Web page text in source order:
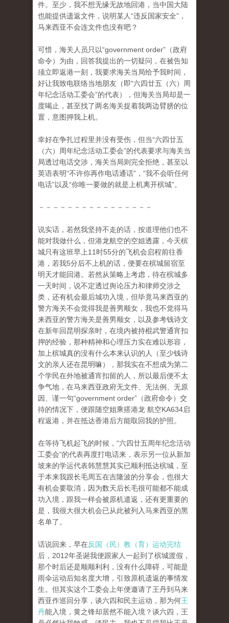
件。至少，我不想无缘无故地回港，当中国大陆
也能提供遗返文件，说明某人“违反国家安全”，
马来西亚不会连文件也没有吧？
可惜，海关人员只以“government order”（政府
命令）为由，回答我提出的一切疑问，在被告知
须立即返港一刻，我要求海关当局给予我时间，
好让我致电联络当地朋友（即“六四廿五（六）周
年纪念活动工委会”的代表），但海关当局却是一
度喝止，甚至找了两名海关捉着我两边臂膀的位
置，意图押我上机。
幸好在争扎过程里并没有受伤，但当“六四廿五
（六）周年纪念活动工委会”的代表要求与海关当
局透过电话交涉，海关当局则完全拒绝，甚至以
英语表明“不许你再作电话通话”，“我不会听任何
电话”以及“你唯一要做的就是上机离开槟城”。
－－－－－－－－－－－－－－－－
说实话，若然我坚持不走的话，按道理他们也不
能对我做什么，但港龙航空的空姐透露，今天槟
城只有这班早上11时55分的飞机会启程前往香
港，若我5分后不上机的话，便要在槟城留宿至
明天才能回港。若然从策略上考虑，待在槟城多
一天时间，说不定透过舆论压力和律师交涉之
类，还有机会最后城功入境，但毕竟马来西亚的
警方海关不会觉得我是善男顺女，我也不觉得马
来西亚的警方海关是善男顺女，以及参考钱诗文
在新年回昆明探亲时，在境内被持棍武警通宵扣
押的经验，那种精神和心理压力实在难以形容，
加上槟城真的没有什么本来认识的人（至少钱诗
文的亲人还在昆明嘛），那我实在不想成为第二
个学民在外地被通宵扣留的人，所以最后便不太
争气地，在马来西亚政府无文件、无法例、无原
因、谨一句“government order”（政府命令）交
待的情况下，便跟随空姐乘搭港龙 航空KA634启
程返港，并在抵达香港后方能取回我的护照。
在等待飞机起飞的时候，“六四廿五周年纪念活动
工委会”的代表再度打电话来，表示另一位从新加
坡来的学运代表韩慧慧其实已顺利抵达槟城，至
于本来我跟长毛周五在吉隆波的分享会，也很大
有机会要取消，因为数天后长毛很可能都不能成
功入境，跟我一样会被原机遣返，还有更重要的
是，我很大很大机会已从此被列入马来西亚的黑
名单了。
话说回来，早在反国（民）教（育）运动完结
后，2012年圣诞我便跟家人一起到了槟城渡假，
那个时后还是顺顺利利，没有什么障碍，可能是
雨伞运动后知名度大增，引致原机遗返的事情发
生。但其实这个工委会上年便邀请了王丹到马来
西亚作巡回分享，谈六四和民主运动，那为何王
丹能入境，黄之锋却居然不能入境？谈六四，王